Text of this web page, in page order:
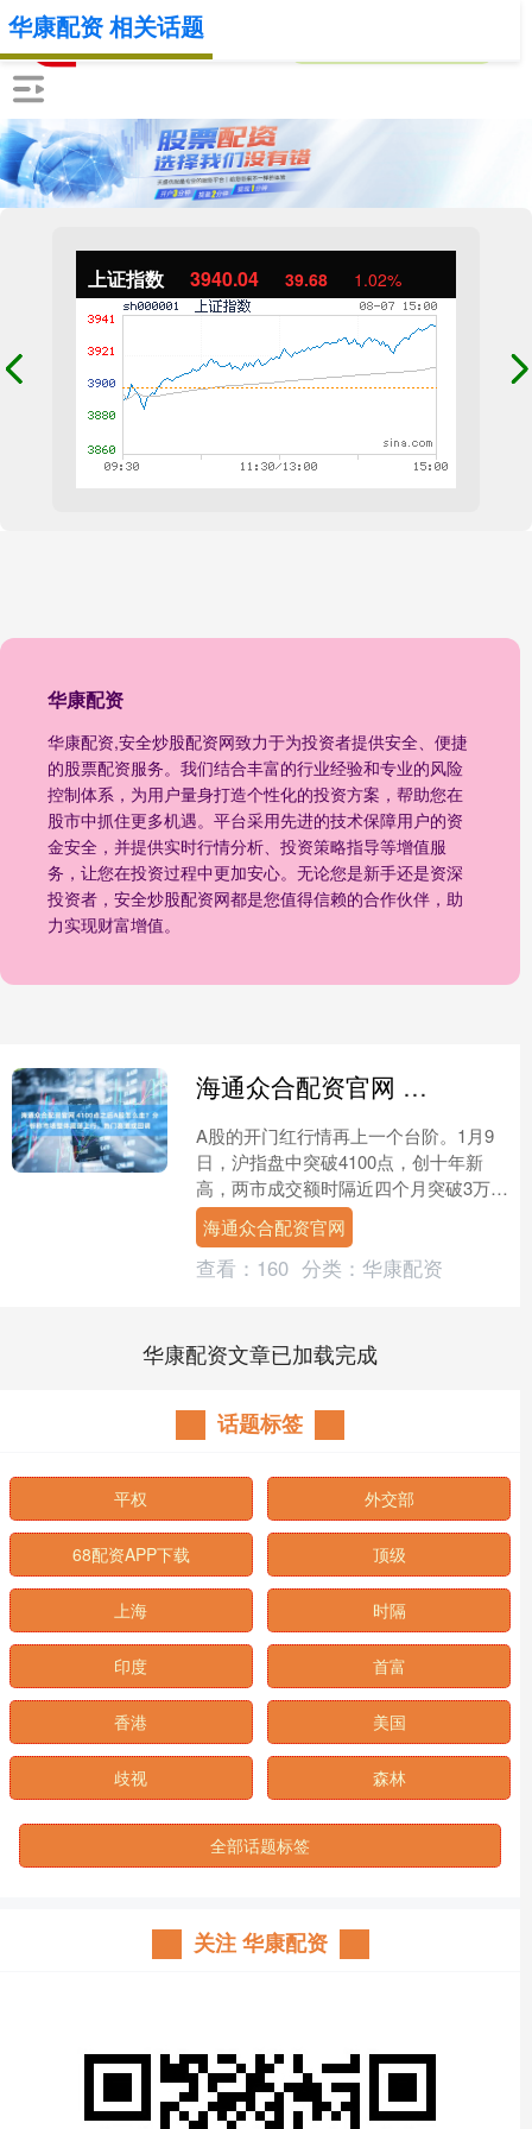
上证指数 3940.04 39.68 1.02%
华康配资
华康配资,安全炒股配资网致力于为投资者提供安全、便捷
的股票配资服务。我们结合丰富的行业经验和专业的风险
控制体系，为用户量身打造个性化的投资方案，帮助您在
股市中抓住更多机遇。平台采用先进的技术保障用户的资
金安全，并提供实时行情分析、投资策略指导等增值服
务，让您在投资过程中更加安心。无论您是新手还是资深
投资者，安全炒股配资网都是您值得信赖的合作伙伴，助
力实现财富增值。
华康配资 相关话题
海通众合配资官网 4100点之后A股怎么走？分析称市场整体震荡上行，热门赛道或回调
A股的开门红行情再上一个台阶。1月9
日，沪指盘中突破4100点，创十年新
高，两市成交额时隔近四个月突破3万亿
元。 截至9日收盘，上证指数报收
4120.43点，涨....
海通众合配资官网
查看： 160 分类： 华康配资
华康配资文章已加载完成
话题标签
平权 外交部
68配资APP下载 顶级
上海 时隔
印度 首富
香港 美国
歧视 森林
全部话题标签
关注 华康配资